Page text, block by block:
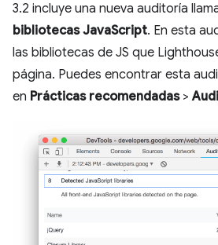
3.2 incluye una nueva auditoría
bibliotecas JavaScript. En esta
las bibliotecas de JS que
página. Puedes encontrar esta
en Prácticas recomendadas>